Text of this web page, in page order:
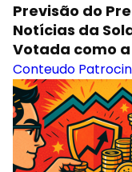
Previsão do
Notícias da
Votada como
Conteudo